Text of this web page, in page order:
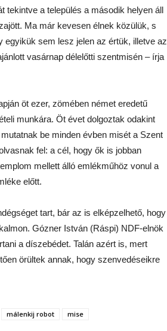
tekintve a település a második helyen áll
Ma már kevesen élnek közülük, s
egyikük sem lesz jelen az értük, illetve az
vasárnap délelőtti szentmisén – írja
öt ezer, zömében német eredetű
munkára. Öt évet dolgoztak odakint
be minden évben misét a Szent
fel: a cél, hogy ők is jobban
mellett álló emlékműhöz vonul a
előtt.
tart, bár az is elképzelhető, hogy
Gózner István (Ráspi) NDF-elnök
a díszebédet. Talán azért is, mert
örültek annak, hogy szenvedéseikre
málenkij robot
mise